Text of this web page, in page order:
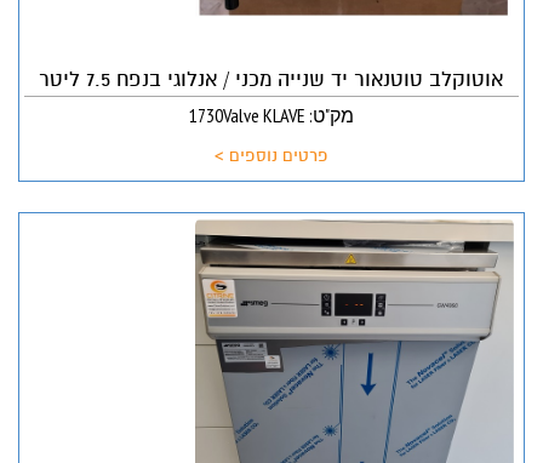
אוטוקלב טוטנאור יד שנייה מכני / אנלוגי בנפח 7.5 ליטר
מק"ט: 1730Valve KLAVE
פרטים נוספים >